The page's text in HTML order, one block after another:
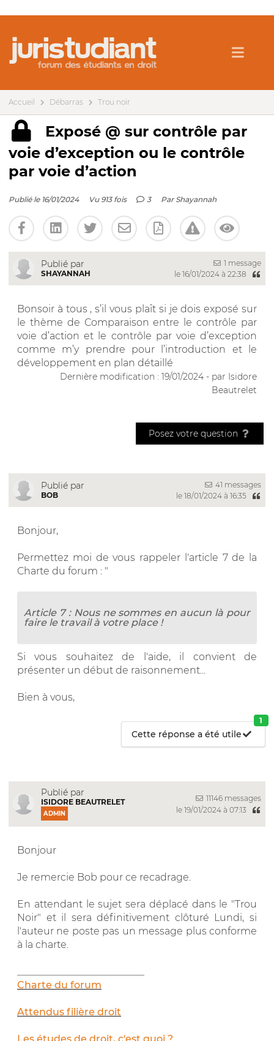
Accueil Débarras Trou noir
Exposé @ sur contrôle par
voie d’exception ou le contrôle
par voie d’action
Publié le 16/01/2024 Vu 913 fois 3 Par Shayannah
Publié par
SHAYANNAH
1 message
le 16/01/2024 à 22:38
Bonsoir à tous , s’il vous plaît si je dois exposé sur
le thème de Comparaison entre le contrôle par
voie d’action et le contrôle par voie d’exception
comme m’y prendre pour l’introduction et le
développement en plan détaillé
Dernière modification : 19/01/2024 - par Isidore
Beautrelet
Posez votre question
Publié par
BOB
41 messages
le 18/01/2024 à 16:35
Bonjour,
Permettez moi de vous rappeler l'article 7 de la
Charte du forum : "
Article 7 : Nous ne sommes en aucun là pour
faire le travail à votre place !
Si vous souhaitez de l'aide, il convient de
présenter un début de raisonnement...
Bien à vous,
Cette réponse a été utile
1
Publié par
ISIDORE BEAUTRELET
ADMIN
11146 messages
le 19/01/2024 à 07:13
Bonjour
Je remercie Bob pour ce recadrage.
En attendant le sujet sera déplacé dans le "Trou
Noir" et il sera définitivement clôturé Lundi, si
l'auteur ne poste pas un message plus conforme
à la charte.
Charte du forum
Attendus filière droit